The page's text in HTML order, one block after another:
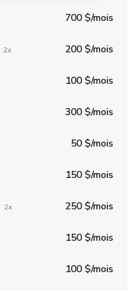
700 $/mois
2x 200 $/mois
100 $/mois
300 $/mois
50 $/mois
150 $/mois
2x 250 $/mois
150 $/mois
100 $/mois